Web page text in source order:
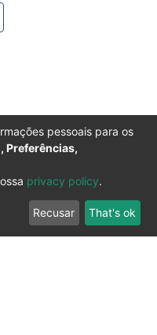
pessoais para os
Preferências,
privacy policy.
Recusar That's ok